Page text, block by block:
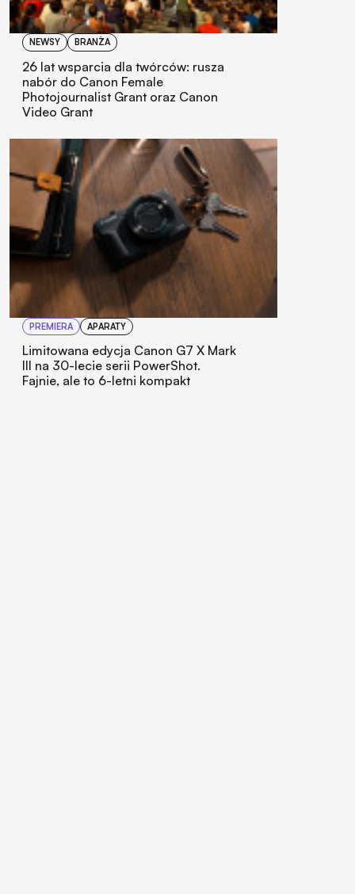
NEWSY BRANŻA
26 lat wsparcia dla twórców: rusza
nabór do Canon Female
Photojournalist Grant oraz Canon
Video Grant
PREMIERA APARATY
Limitowana edycja Canon G7 X Mark
III na 30-lecie serii PowerShot.
Fajnie, ale to 6-letni kompakt